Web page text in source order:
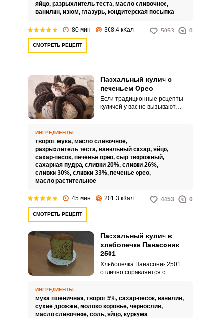
яйцо, разрыхлитель теста, масло сливочное,
ванилин, изюм, глазурь, кондитерская посыпка
80 мин 368.4 кКал 5053 0
СМОТРЕТЬ РЕЦЕПТ
Пасхальный кулич с
печеньем Орео
Если традиционные рецепты
куличей у вас не вызывают
пасхальной выпечки и
приготовить куличи со
знаменитым печеньем Орео.
Тесто замешиваем безопарным
методом на основе творога.
ИНГРЕДИЕНТЫ
творог, мука, масло сливочное,
разрыхлитель теста, ванильный сахар, яйцо,
сахар-песок, печенье орео, сыр творожный,
сахарная пудра, сливки 20%, сливки 26%,
сливки 30%, сливки 33%, печенье орео,
масло растительное
45 мин 201.3 кКал 4453 0
СМОТРЕТЬ РЕЦЕПТ
Пасхальный кулич в
хлебопечке Панасоник
2501
Хлебопечка Панасоник 2501
отлично справляется с
Предлагаем вам рецепт кулича с
добавлением творога.
ИНГРЕДИЕНТЫ
мука пшеничная, творог 5%, сахар-песок, ванилин,
сухие дрожжи, молоко коровье, чернослив,
масло сливочное, соль, яйцо, куркума